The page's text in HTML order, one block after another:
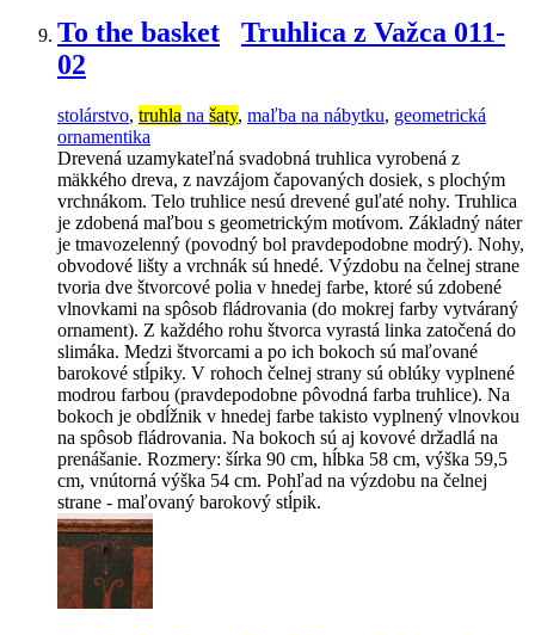
To the basket
Truhlica z Važca 011-
02
stolárstvo, truhla na šaty, maľba na nábytku, geometrická
ornamentika
Drevená uzamykateľná svadobná truhlica vyrobená z
mäkkého dreva, z navzájom čapovaných dosiek, s plochým
vrchnákom. Telo truhlice nesú drevené guľaté nohy. Truhlica
je zdobená maľbou s geometrickým motívom. Základný náter
je tmavozelenný (povodný bol pravdepodobne modrý). Nohy,
obvodové lišty a vrchnák sú hnedé. Výzdobu na čelnej strane
tvoria dve štvorcové polia v hnedej farbe, ktoré sú zdobené
vlnovkami na spôsob fládrovania (do mokrej farby vytváraný
ornament). Z každého rohu štvorca vyrastá linka zatočená do
slimáka. Medzi štvorcami a po ich bokoch sú maľované
barokové stĺpiky. V rohoch čelnej strany sú oblúky vyplnené
modrou farbou (pravdepodobne pôvodná farba truhlice). Na
bokoch je obdĺžnik v hnedej farbe takisto vyplnený vlnovkou
na spôsob fládrovania. Na bokoch sú aj kovové držadlá na
prenášanie. Rozmery: šírka 90 cm, hĺbka 58 cm, výška 59,5
cm, vnútorná výška 54 cm. Pohľad na výzdobu na čelnej
strane - maľovaný barokový stĺpik.